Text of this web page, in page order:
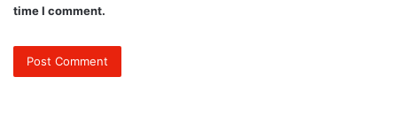
time I comment.